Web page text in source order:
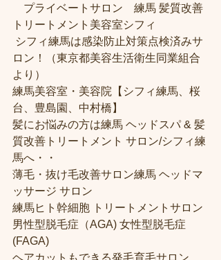
プライベートサロン　練馬 髪質改善
トリートメント美容室シフィ
シフィ練馬は感染防止対策点検済みサ
ロン！（東京都美容生活衛生同業組合
より）
練馬美容室・美容院【シフィ練馬、桜
台、豊島園、中村橋】
髪にお悩みの方は練馬 ヘッドスパ & 髪
質改善トリートメント サロン/シフィ練
馬へ・・
薄毛・抜け毛改善サロン練馬 ヘッドマ
ッサージ サロン
練馬ヒト幹細胞 トリートメントサロン
男性型脱毛症（AGA) 女性型脱毛症
(FAGA)
ヘアカットもできる発毛育毛サロン